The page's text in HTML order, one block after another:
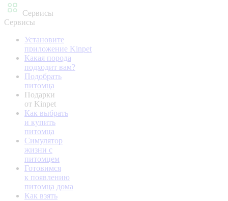
Сервисы
Сервисы
Установите
приложение Kinpet
Какая порода
подходит вам?
Подобрать
питомца
Подарки
от Kinpet
Как выбрать
и купить
питомца
Симулятор
жизни с
питомцем
Готовимся
к появлению
питомца дома
Как взять